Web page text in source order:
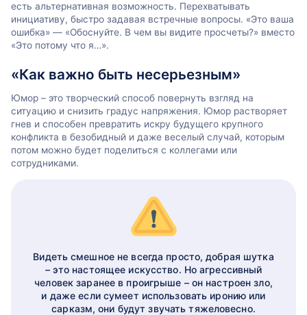
есть альтернативная возможность. Перехватывать
инициативу, быстро задавая встречные вопросы. «Это ваша
ошибка» — «Обоснуйте. В чем вы видите просчеты?» вместо
«Это потому что я…».
«Как важно быть несерьезным»
Юмор – это творческий способ повернуть взгляд на
ситуацию и снизить градус напряжения. Юмор растворяет
гнев и способен превратить искру будущего крупного
конфликта в безобидный и даже веселый случай, которым
потом можно будет поделиться с коллегами или
сотрудниками.
Видеть смешное не всегда просто, добрая шутка
– это настоящее искусство. Но агрессивный
человек заранее в проигрыше – он настроен зло,
и даже если сумеет использовать иронию или
сарказм, они будут звучать тяжеловесно.